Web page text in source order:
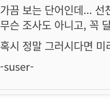
가끔 보는 단어인데...
무슨 조사도 아니고, 꼭
혹시 정말 그러시다면
-suser-